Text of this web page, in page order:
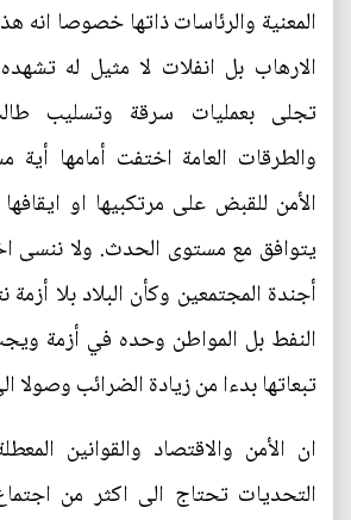
المعنية والرئاسات ذاتها خصوصا انه
الارهاب بل انفلات لا مثيل له
تجلى بعمليات سرقة وتسليب طالت
والطرقات العامة اختفت أمامها
الأمن للقبض على مرتكبيها او
يتوافق مع مستوى الحدث. ولا ننسى
أجندة المجتمعين وكأن البلاد بلا
النفط بل المواطن وحده في أزمة
تبعاتها بدءا من زيادة الضرائب وصولا
ان الأمن والاقتصاد والقوانين
التحديات تحتاج الى اكثر من